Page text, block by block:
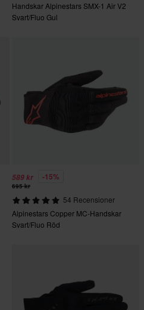
Handskar Alpinestars SMX-1 Air V2
Svart/Fluo Gul
589 kr -15%
695 kr
54 Recensioner
Alpinestars Copper MC-Handskar
Svart/Fluo Röd